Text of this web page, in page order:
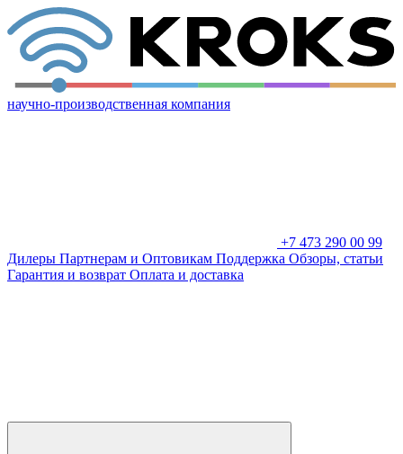
научно-производственная компания
+7 473 290 00 99
Дилеры Партнерам и Оптовикам Поддержка Обзоры, статьи
Гарантия и возврат Оплата и доставка